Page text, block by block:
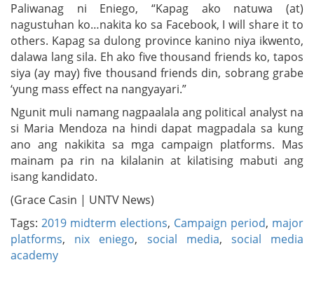
Paliwanag ni Eniego, “Kapag ako natuwa (at)
nagustuhan ko…nakita ko sa Facebook, I will share it to
others. Kapag sa dulong province kanino niya ikwento,
dalawa lang sila. Eh ako five thousand friends ko, tapos
siya (ay may) five thousand friends din, sobrang grabe
‘yung mass effect na nangyayari.”
Ngunit muli namang nagpaalala ang political analyst na
si Maria Mendoza na hindi dapat magpadala sa kung
ano ang nakikita sa mga campaign platforms. Mas
mainam pa rin na kilalanin at kilatising mabuti ang
isang kandidato.
(Grace Casin | UNTV News)
Tags: 2019 midterm elections, Campaign period, major
platforms, nix eniego, social media, social media
academy